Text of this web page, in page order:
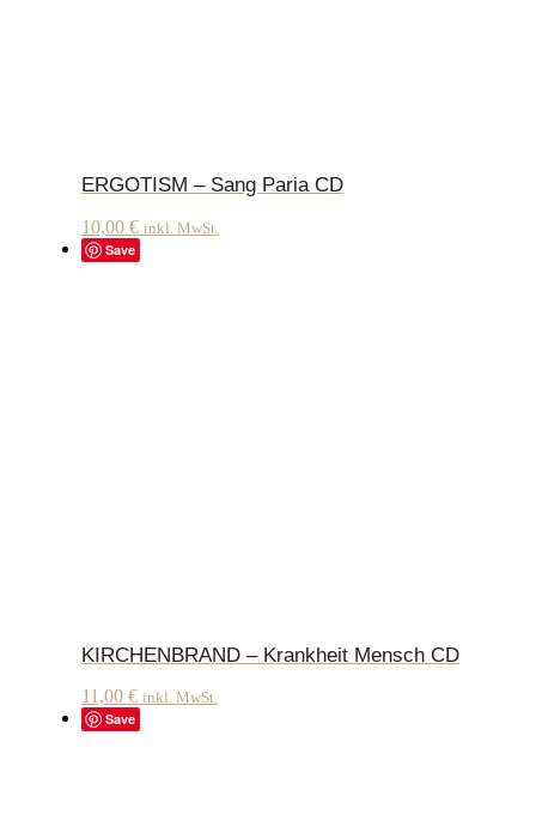
ERGOTISM – Sang Paria CD
10,00 € inkl. MwSt.
Save
KIRCHENBRAND – Krankheit Mensch CD
11,00 € inkl. MwSt.
Save